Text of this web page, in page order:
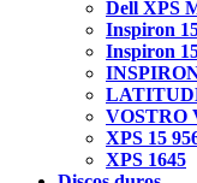
Dell XPS
Inspiron
Inspiron
VOSTRO
XPS 15
XPS 1645